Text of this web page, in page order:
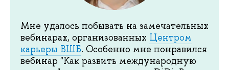
Мне удалось побывать на замечательных
вебинарах, организованных Центром
карьеры ВШБ. Особенно мне понравился
вебинар "Как развить международную